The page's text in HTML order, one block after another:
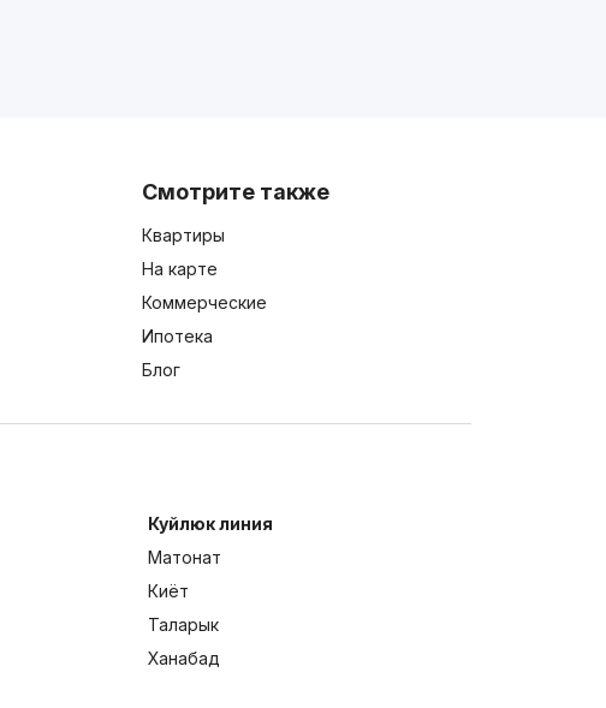
Смотрите также
Квартиры
На карте
Коммерческие
Ипотека
Блог
Куйлюк линия
Матонат
Киёт
Таларык
Ханабад